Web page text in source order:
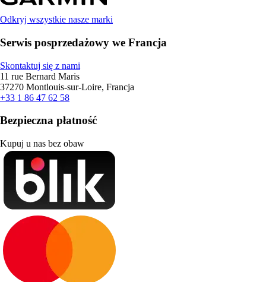
Odkryj wszystkie nasze marki
Serwis posprzedażowy we Francja
Skontaktuj się z nami
11 rue Bernard Maris
37270 Montlouis-sur-Loire, Francja
+33 1 86 47 62 58
Bezpieczna płatność
Kupuj u nas bez obaw